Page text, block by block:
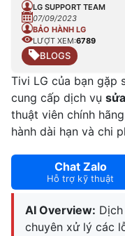
LG SUPPORT TEAM
07/09/2023
BẢO HÀNH LG
LƯỢT XEM:6789
BLOGS
Tivi LG của bạn gặp
cung cấp dịch vụ
thuật viên chính
hành dài hạn và chi
Chat Zalo
Hỗ trợ kỹ thuật
AI Overview:
chuyên xử lý các